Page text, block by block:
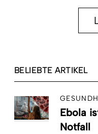
BELIEBTE ARTIKEL
Ebola
Notfall